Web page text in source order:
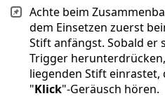
Achte beim
dem Einsetzen zuerst
Stift anfängst. Sobald er
Trigger
liegenden Stift einrastet,
"Klick"-Geräusch hören.